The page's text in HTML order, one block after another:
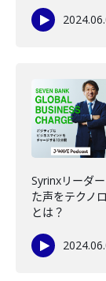
Syrinxリーダ
た声をテクノ
とは？